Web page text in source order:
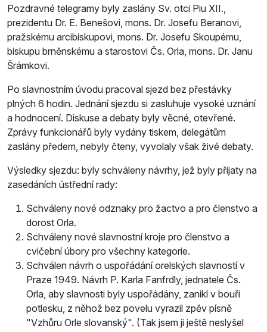
Pozdravné telegramy byly zaslány Sv. otci Piu XII.,
prezidentu Dr. E. Benešovi, mons. Dr. Josefu Beranovi,
pražskému arcibiskupovi, mons. Dr. Josefu Skoupému,
biskupu brněnskému a starostovi Čs. Orla, mons. Dr. Janu
Šrámkovi.
Po slavnostním úvodu pracoval sjezd bez přestávky
plných 6 hodin. Jednání sjezdu si zasluhuje vysoké uznání
a hodnocení. Diskuse a debaty byly věcné, otevřené.
Zprávy funkcionářů byly vydány tiskem, delegátům
zaslány předem, nebyly čteny, vyvolaly však živé debaty.
Výsledky sjezdu: byly schváleny návrhy, jež byly přijaty na
zasedáních ústřední rady:
Schváleny nové odznaky pro žactvo a pro členstvo a
dorost Orla.
Schváleny nové slavnostní kroje pro členstvo a
cvičební úbory pro všechny kategorie.
Schválen návrh o uspořádání orelských slavností v
Praze 1949. Návrh P. Karla Fanfrdly, jednatele Čs.
Orla, aby slavnosti byly uspořádány, zanikl v bouři
potlesku, z něhož bez povelu vyrazil zpěv písně
"Vzhůru Orle slovanský". (Tak jsem ji ještě neslyšel